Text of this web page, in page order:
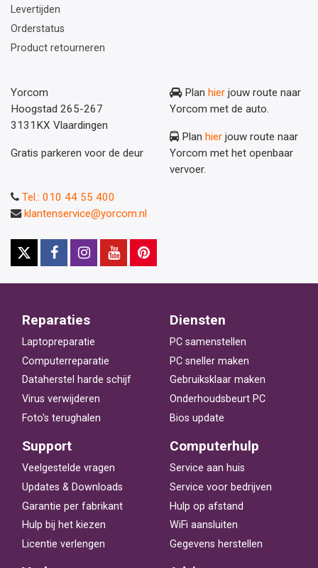
Levertijden
Orderstatus
Product retourneren
Yorcom
Hoogstad 265-267
3131KX Vlaardingen
Gratis parkeren voor de deur
Plan hier jouw route naar
Yorcom met de auto.
Plan hier jouw route naar
Yorcom met het openbaar
vervoer.
Tel.: 010 44 55 400
klantenservice@yorcom.nl
Reparaties
Laptopreparatie
Computerreparatie
Dataherstel harde schijf
Virus verwijderen
Foto's terughalen
Diensten
PC samenstellen
PC sneller maken
Gebruiksklaar maken
Onderhoudsbeurt PC
Bios update
Support
Veelgestelde vragen
Updates & Downloads
Garantie per fabrikant
Hulp bij het kiezen
Licentie verlengen
Computerhulp
Service aan huis
Service voor bedrijven
Hulp op afstand
WiFi aansluiten
Gegevens herstellen